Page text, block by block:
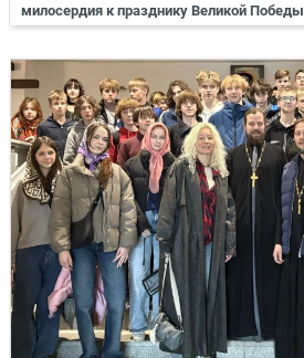
милосердия к празднику Великой Победы